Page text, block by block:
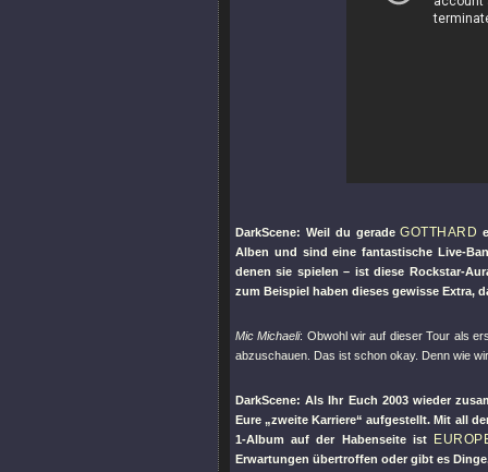
DarkScene: Weil du geradeGOTTHARD
Alben und sind eine fantastische Live-
denen sie spielen – ist diese Rockstar-
zum Beispiel haben dieses gewisse Extra,
Mic Michaeli: Obwohl wir auf dieser Tour als
abzuschauen. Das ist schon okay. Denn wie
DarkScene: Als Ihr Euch 2003 wieder
Eure „zweite Karriere“ aufgestellt. Mit all
1-Album auf der Habenseite ist
Erwartungen übertroffen oder gibt es